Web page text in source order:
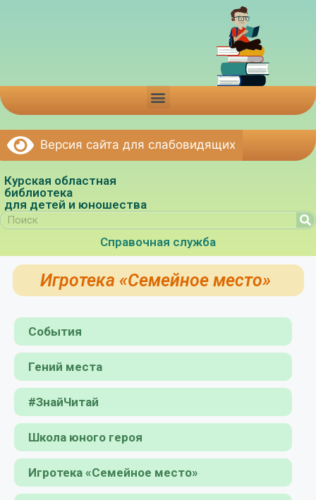
Версия сайта для слабовидящих
Курская областная
библиотека
для детей и юношества
Справочная служба
Игротека «Семейное место»
События
Гений места
#ЗнайЧитай
Школа юного героя
Игротека «Семейное место»